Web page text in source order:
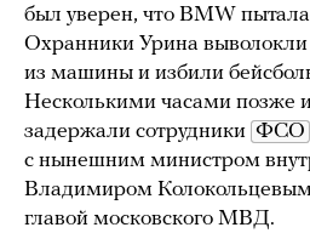
был уверен, что BMW
Охранники Урина
из машины и избили
Несколькими часами позже
задержали сотрудники ФСО
с нынешним министром
Владимиром
главой московского МВД.